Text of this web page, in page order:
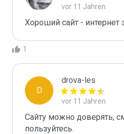
vor 11 Jahren
Хороший сайт - интернет
1
D
drova-les
vor 11 Jahren
Сайту можно доверять,
пользуйтесь.